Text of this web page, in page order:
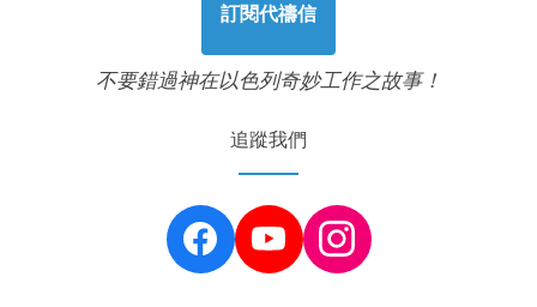
訂閱代禱信
不要錯過神在以色列奇妙工作之故事！
追蹤我們